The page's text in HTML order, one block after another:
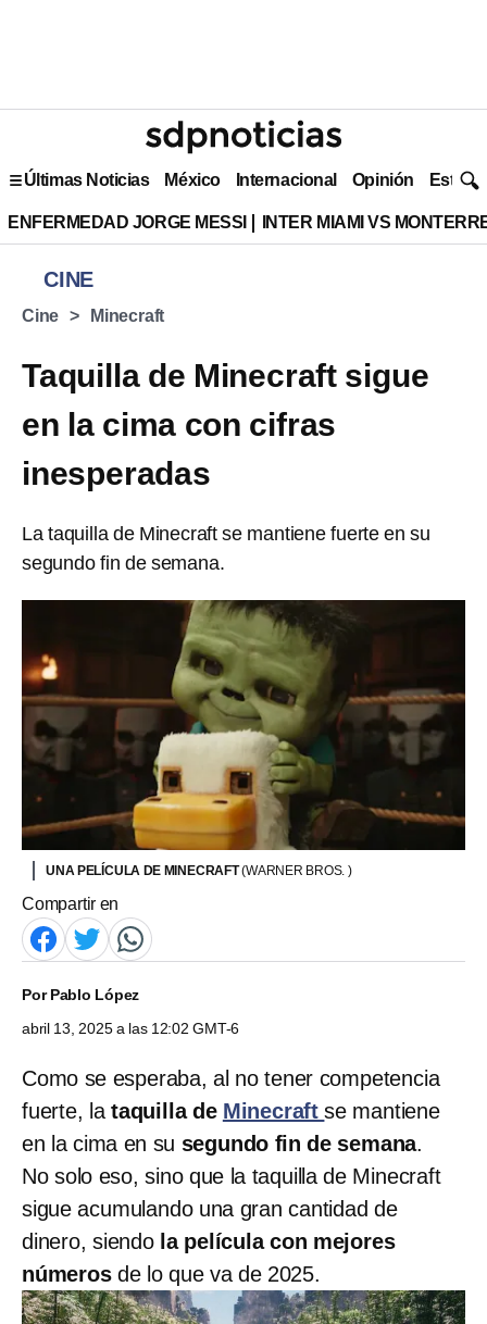
Últimas Noticias México Internacional Opinión Estilo
ENFERMEDAD JORGE MESSI INTER MIAMI VS
CINE
Cine Minecraft
Taquilla de Minecraft sigue
en la cima con cifras
inesperadas
La taquilla de Minecraft se mantiene fuerte en su
segundo fin de semana.
UNA PELÍCULA DE MINECRAFT(WARNER BROS. )
Compartir en
PorPablo López
abril 13, 2025 a las 12:02 GMT-6
Como se esperaba, al no tener competencia
fuerte, lataquilla de Minecraftse mantiene
en la cima en su segundo fin de semana.
No solo eso, sino que la taquilla de Minecraft
sigue acumulando una gran cantidad de
dinero, siendo la película con mejores
númerosde lo que va de 2025.